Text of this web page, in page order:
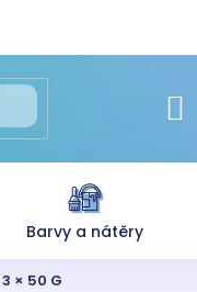
Barvy a nátěry
× 50 G